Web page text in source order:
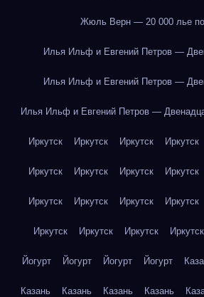
Жюль Верн — 20 000 лье
Илья Ильф и Евгений Петров —
Илья Ильф и Евгений Петров —
Илья Ильф и Евгений Петров —
Иркутск Иркутск Иркутск Иркутск
Иркутск Иркутск Иркутск Иркутск
Иркутск Иркутск Иркутск Иркутск
Иркутск Иркутск Иркутск Иркутск
Йогурт Йогурт Йогурт Йогурт
Казань Казань Казань Казань